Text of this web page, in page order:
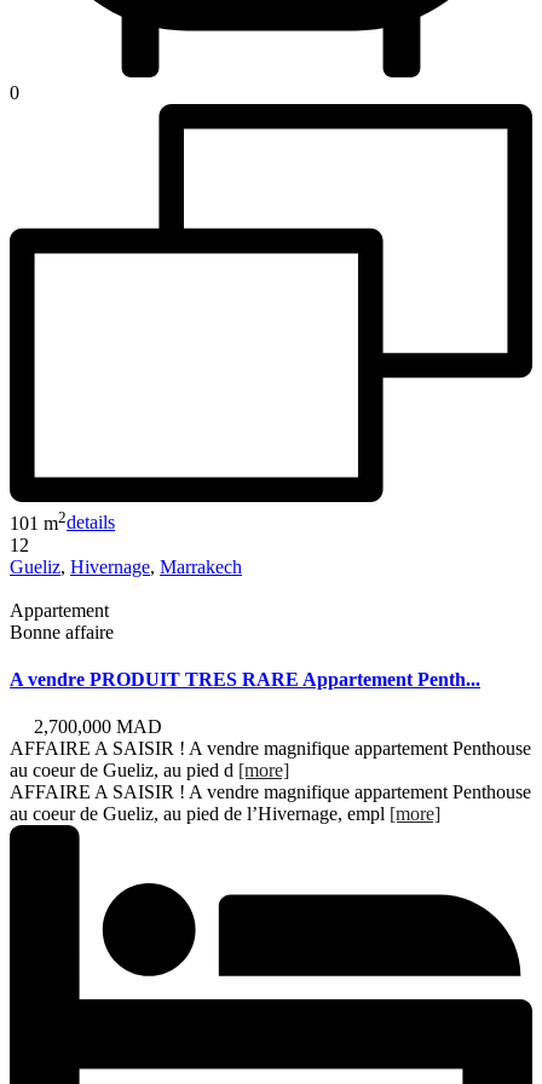
0
101 m2details
12
Gueliz, Hivernage, Marrakech
Appartement
Bonne affaire
A vendre PRODUIT TRES RARE Appartement Penth...
2,700,000 MAD
AFFAIRE A SAISIR ! A vendre magnifique appartement Penthouse
au coeur de Gueliz, au pied d [more]
AFFAIRE A SAISIR ! A vendre magnifique appartement Penthouse
au coeur de Gueliz, au pied de l’Hivernage, empl [more]